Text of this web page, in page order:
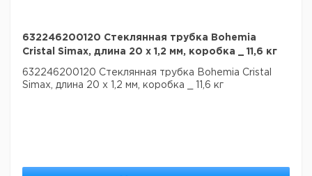
632246200120 Стеклянная трубка Bohemia
Cristal Simax, длина 20 х 1,2 мм, коробка _ 11,6 кг
632246200120 Стеклянная трубка Bohemia Cristal
Simax, длина 20 х 1,2 мм, коробка _ 11,6 кг